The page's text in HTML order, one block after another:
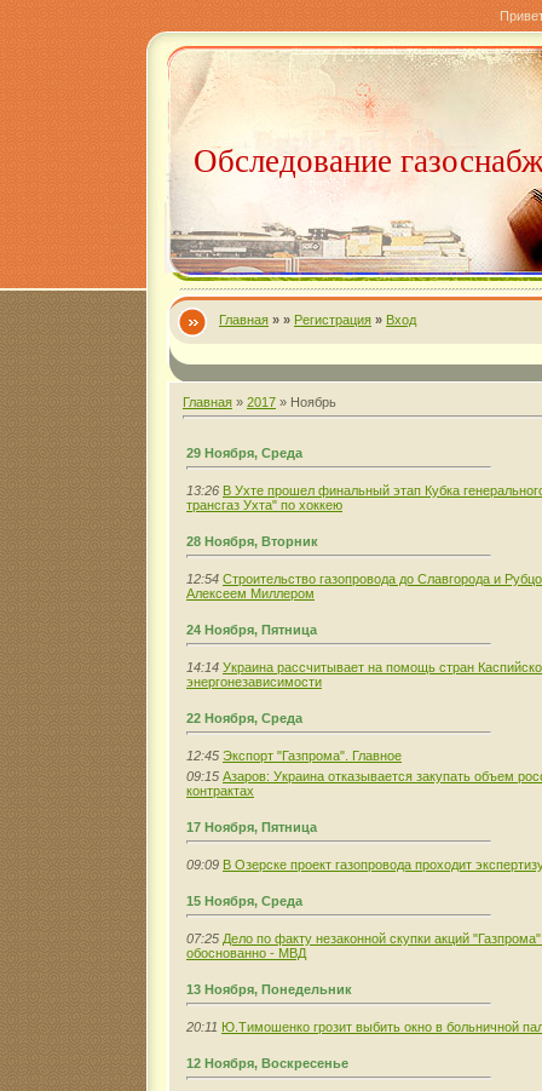
Обследование
Главная » » Регистрация » Вход
Главная » 2017 » Ноябрь
29 Ноября, Среда
13:26 В Ухте прошел финальный этап Кубка
трансгаз Ухта" по хоккею
28 Ноября, Вторник
12:54 Строительство газопровода до Славгорода и
Алексеем Миллером
24 Ноября, Пятница
14:14 Украина рассчитывает на помощь стран
энергонезависимости
22 Ноября, Среда
12:45 Экспорт "Газпрома". Главное
09:15 Азаров: Украина отказывается закупать объем
контрактах
17 Ноября, Пятница
09:09 В Озерске проект газопровода проходит
15 Ноября, Среда
07:25 Дело по факту незаконной скупки акций
обоснованно - МВД
13 Ноября, Понедельник
20:11 Ю.Тимошенко грозит выбить окно в больничной
12 Ноября, Воскресенье